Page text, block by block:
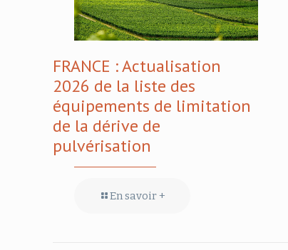
FRANCE : Actualisation
2026 de la liste des
équipements de limitation
de la dérive de
pulvérisation
En savoir +